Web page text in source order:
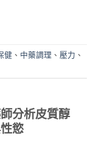
健 、 中藥調理 、 壓力 、
分析皮質醇
慾